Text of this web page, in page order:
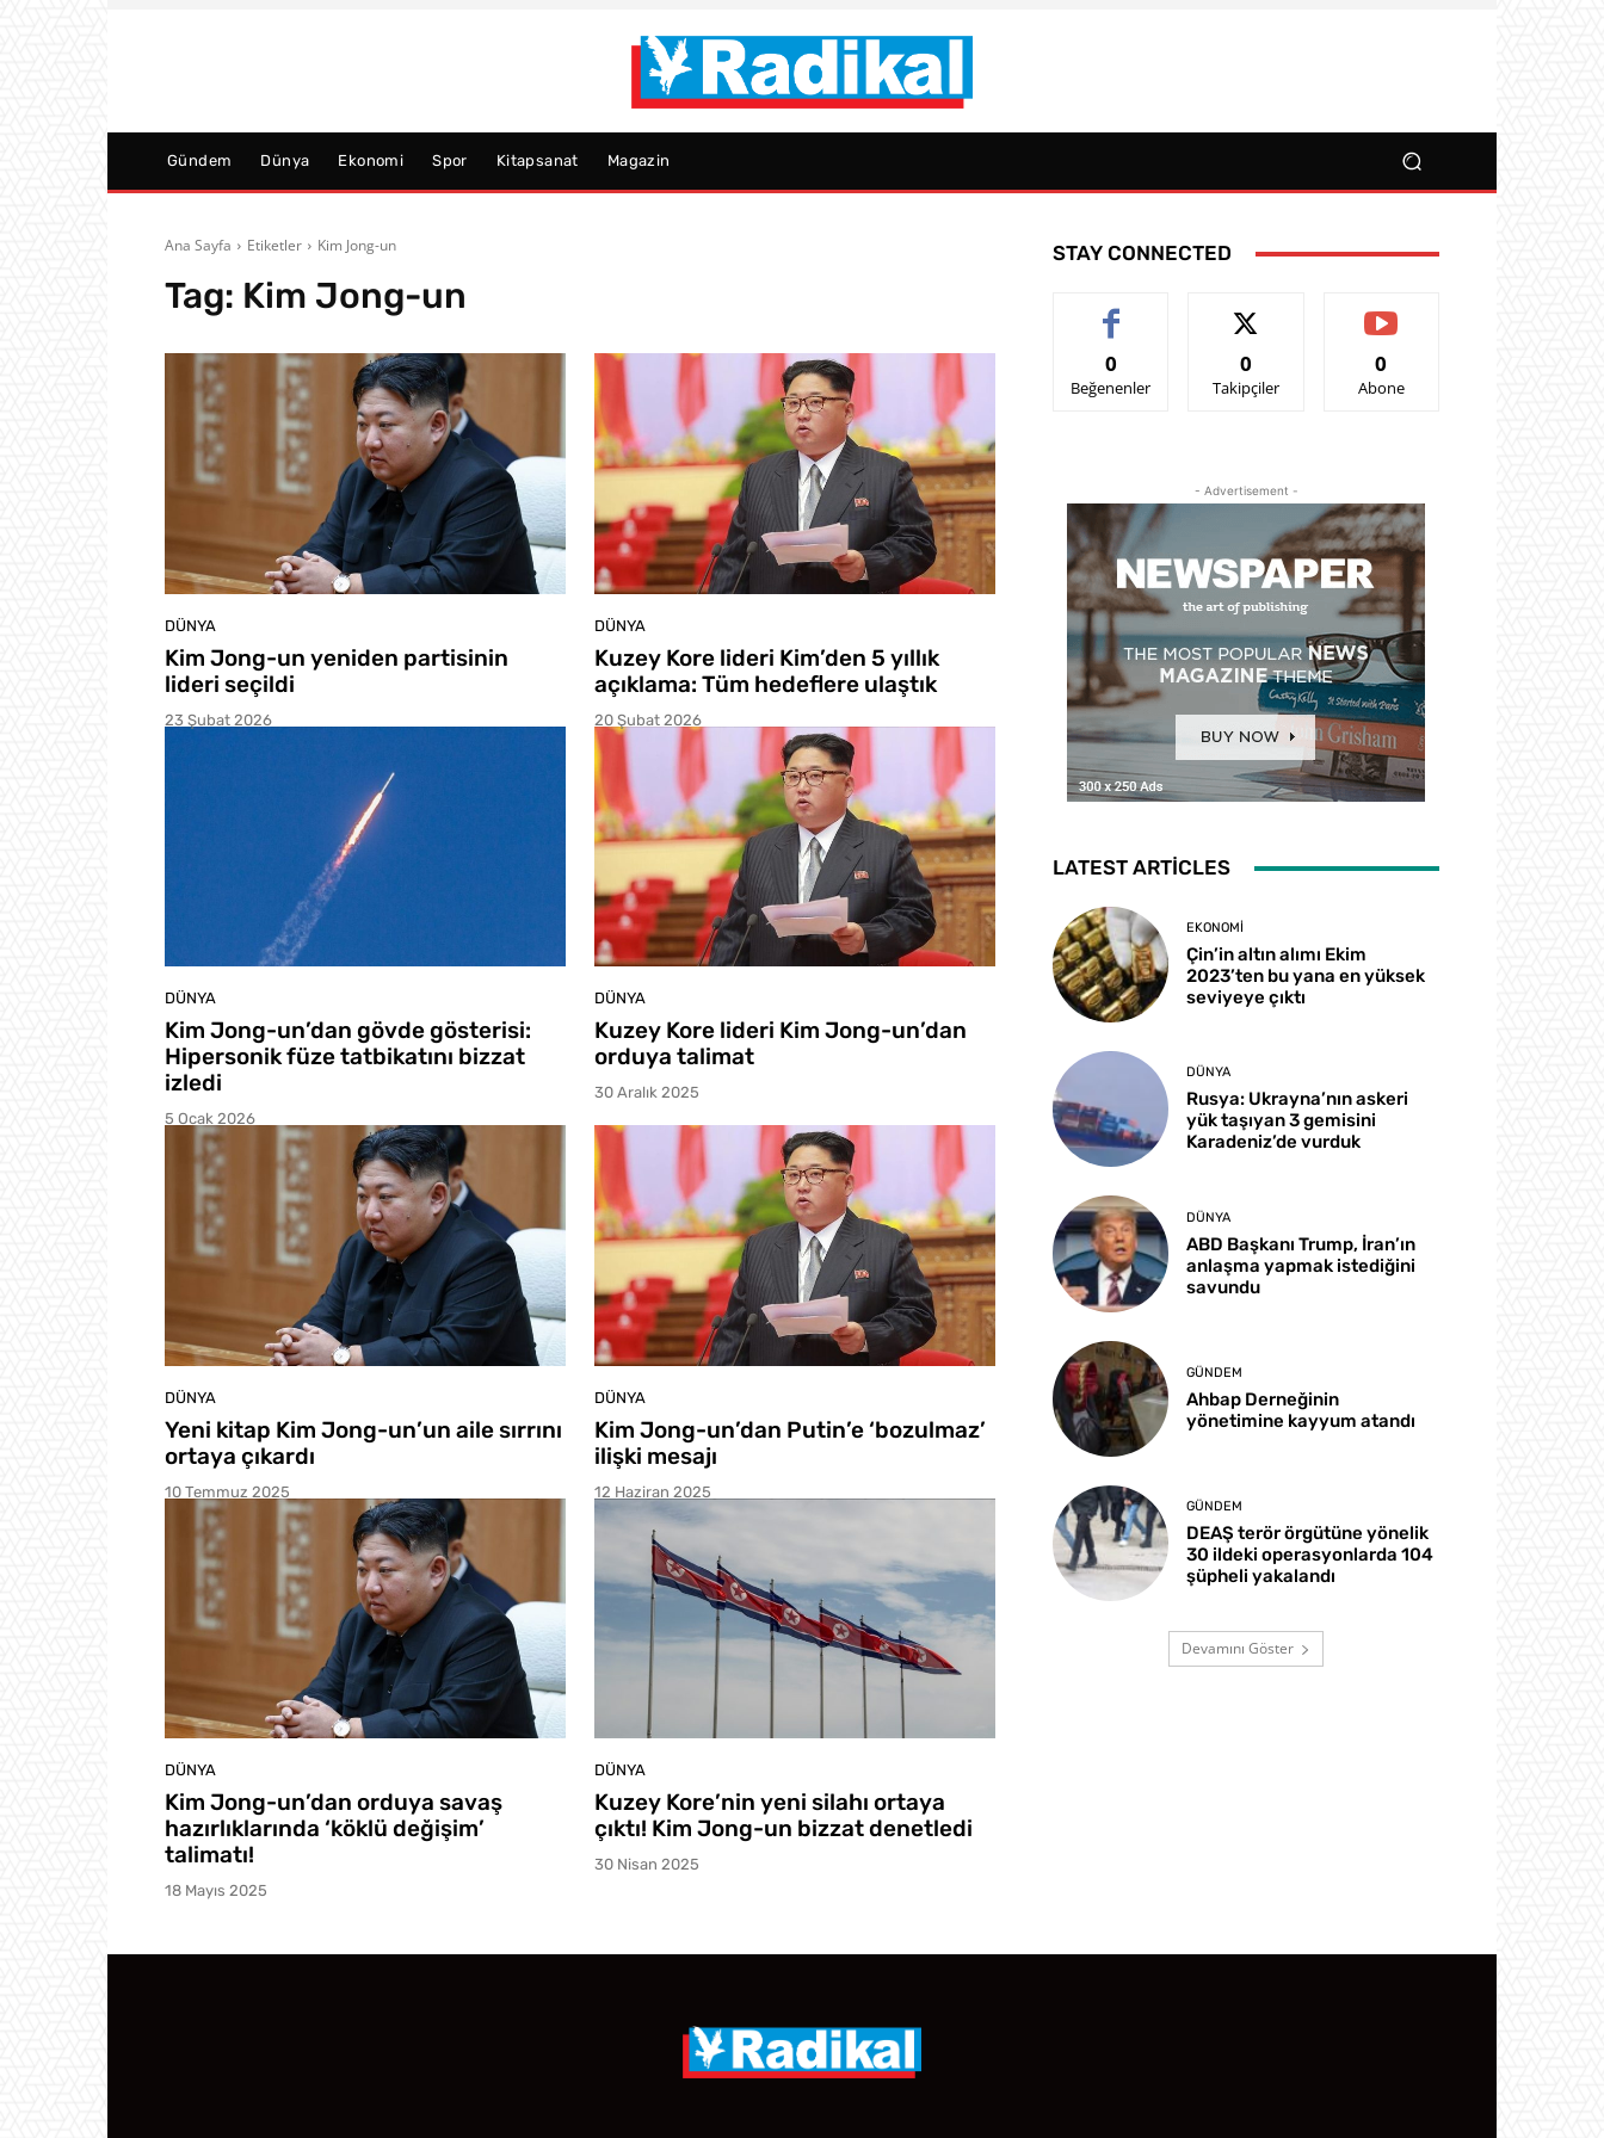
Gündem Dünya Ekonomi Spor Kitapsanat Magazin
Ana Sayfa Etiketler Kim Jong-un
Tag: Kim Jong-un
DÜNYA
Kim Jong-un yeniden partisinin
lideri seçildi
23 Şubat 2026
DÜNYA
Kuzey Kore lideri Kim’den 5 yıllık
açıklama: Tüm hedeflere ulaştık
20 Şubat 2026
DÜNYA
Kim Jong-un’dan gövde gösterisi:
Hipersonik füze tatbikatını bizzat
izledi
5 Ocak 2026
DÜNYA
Kuzey Kore lideri Kim Jong-un’dan
orduya talimat
30 Aralık 2025
DÜNYA
Yeni kitap Kim Jong-un’un aile sırrını
ortaya çıkardı
10 Temmuz 2025
DÜNYA
Kim Jong-un’dan Putin’e ‘bozulmaz’
ilişki mesajı
12 Haziran 2025
DÜNYA
Kim Jong-un’dan orduya savaş
hazırlıklarında ‘köklü değişim’
talimatı!
18 Mayıs 2025
DÜNYA
Kuzey Kore’nin yeni silahı ortaya
çıktı! Kim Jong-un bizzat denetledi
30 Nisan 2025
STAY CONNECTED
0
Beğenenler
0
Takipçiler
0
Abone
- Advertisement -
LATEST ARTICLES
EKONOMI
Çin’in altın alımı Ekim
2023’ten bu yana en yüksek
seviyeye çıktı
DÜNYA
Rusya: Ukrayna’nın askeri
yük taşıyan 3 gemisini
Karadeniz’de vurduk
DÜNYA
ABD Başkanı Trump, İran’ın
anlaşma yapmak istediğini
savundu
GÜNDEM
Ahbap Derneğinin
yönetimine kayyum atandı
GÜNDEM
DEAŞ terör örgütüne yönelik
30 ildeki operasyonlarda 104
şüpheli yakalandı
Devamını Göster